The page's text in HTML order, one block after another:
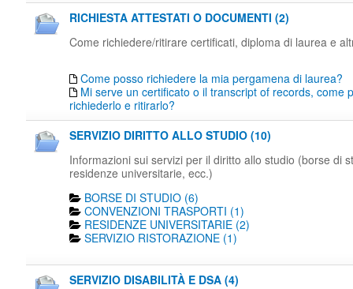
RICHIESTA ATTESTATI O DOCUMENTI (2)
Come richiedere/ritirare certificati, diploma di laurea e
Come posso richiedere la mia pergamena di laurea?
Mi serve un certificato o il transcript of records, come
richiederlo e ritirarlo?
SERVIZIO DIRITTO ALLO STUDIO (10)
Informazioni sui servizi per il diritto allo studio (borse di
residenze universitarie, ecc.)
BORSE DI STUDIO (6)
CONVENZIONI TRASPORTI (1)
RESIDENZE UNIVERSITARIE (2)
SERVIZIO RISTORAZIONE (1)
SERVIZIO DISABILITÀ E DSA (4)